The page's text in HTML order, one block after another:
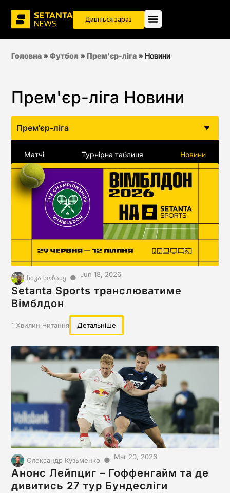
Дивіться зараз
Головна»Футбол »Прем'єр-ліга» Новини
Прем'єр-ліга Новини
Прем'єр-ліга
Матчі Турнірна таблиця Новини
ნიკა ნოზაძე ● Jun 18, 2026
Setanta Sports транслюватиме
Вімблдон
1 Хвилин Читання Детальніше
Олександр Кузьменко ● Mar 20, 2026
Анонс Лейпциг – Гоффенгайм та де
дивитись 27 тур Бундесліги